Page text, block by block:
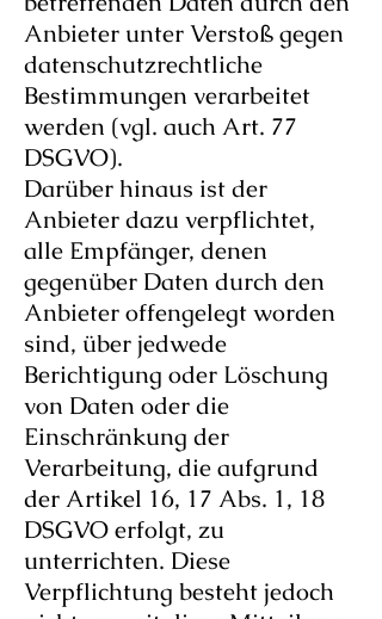
Anbieter unter Verstoß gegen
datenschutzrechtliche
Bestimmungen verarbeitet
werden (vgl. auch Art. 77
DSGVO).
Darüber hinaus ist der
Anbieter dazu verpflichtet,
alle Empfänger, denen
gegenüber Daten durch den
Anbieter offengelegt worden
sind, über jedwede
Berichtigung oder Löschung
von Daten oder die
Einschränkung der
Verarbeitung, die aufgrund
der Artikel 16, 17 Abs. 1, 18
DSGVO erfolgt, zu
unterrichten. Diese
Verpflichtung besteht jedoch